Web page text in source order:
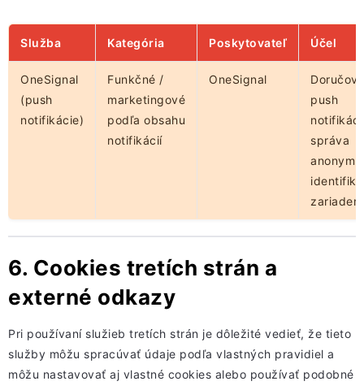
Služba Kategória Poskytovateľ Účel
OneSignal
(push
notifikácie)
Funkčné /
marketingové
podľa obsahu
notifikácií
OneSignal
push
správa
6. Cookies tretích strán a
externé odkazy
Pri používaní služieb tretích strán je dôležité vedieť, že tieto
služby môžu spracúvať údaje podľa vlastných pravidiel a
môžu nastavovať aj vlastné cookies alebo používať podobné